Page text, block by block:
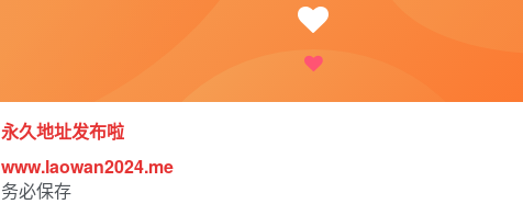
登录
永久地址发布啦
www.laowan2024.me
务必保存